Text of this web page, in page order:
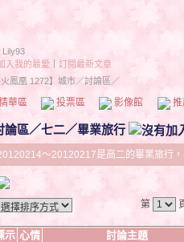
Lily93
入我的最愛
訂閱最新文章
火鳳凰 1272】城市／討論區／
華區 投票區 影像館
論區／七二／畢業旅行
～20120217是高二的畢業旅行
第
示 心情
討論主題